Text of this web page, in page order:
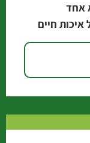
אחד
חיים